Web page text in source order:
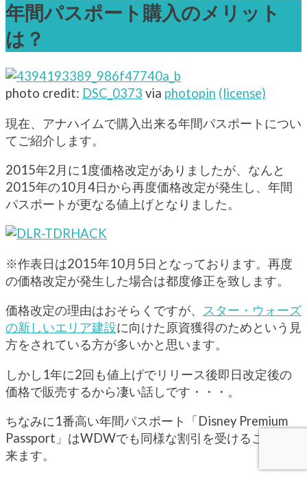
年間パスポート購入のメリット
は？
photo credit: DSC_0373 via photopin (license)
現在、アナハイムで購入出来る年間パスポートについ
てご紹介します。
2015年2月に1度価格改定がありましたが、なんと
2015年の10月4日から再度価格改定が発生し、年間
パスポートが更なる値上げとなりました。
※作表日は2015年10月5日となっております。再度
の価格改定が発生した場合は都度修正を致します。
価格改定の理由はおそらくですが、
スター・ウォーズ
の新しいエリア建設に向けた原資獲得のためという見
方をされている方が多いかと思います。
しかし1年に2回も値上げでリリース後即日改定後の
価格で販売するから凄い話しです・・・。
ちなみに1番高い年間パスポート「Disney Premium
Passport」はWDWでも同様な割引を受けることが出
来ます。